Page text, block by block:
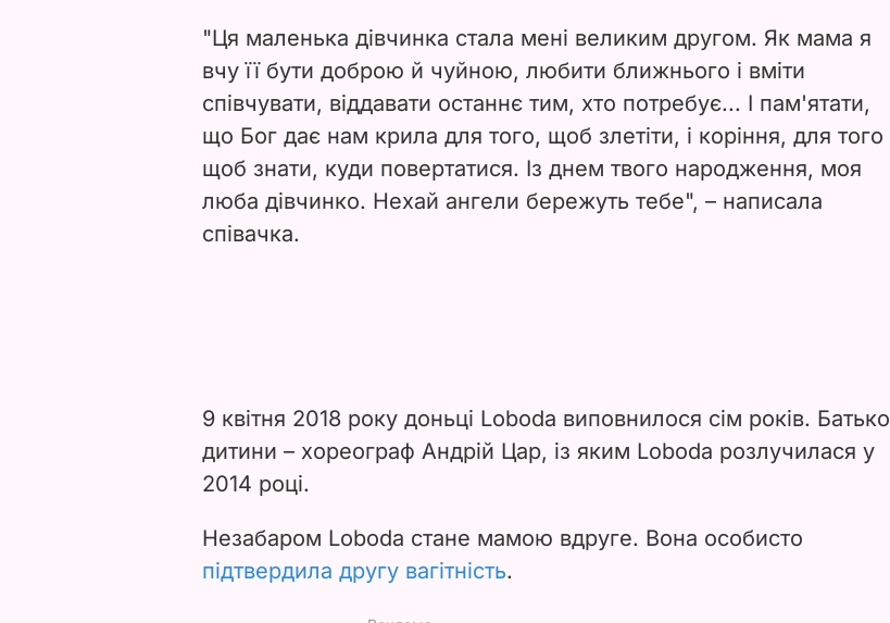
i
d
e
o
"Ця маленька дівчинка стала мені великим другом. Як мама я
вчу її бути доброю й чуйною, любити ближнього і вміти
співчувати, віддавати останнє тим, хто потребує... І пам'ятати,
що Бог дає нам крила для того, щоб злетіти, і коріння, для того
щоб знати, куди повертатися. Із днем твого народження, моя
люба дівчинко. Нехай ангели бережуть тебе", – написала
співачка.
9 квітня 2018 року доньці Loboda виповнилося сім років. Батько
дитини – хореограф Андрій Цар, із яким Loboda розлучилася у
2014 році.
Незабаром Loboda стане мамою вдруге. Вона особисто
підтвердила другу вагітність.